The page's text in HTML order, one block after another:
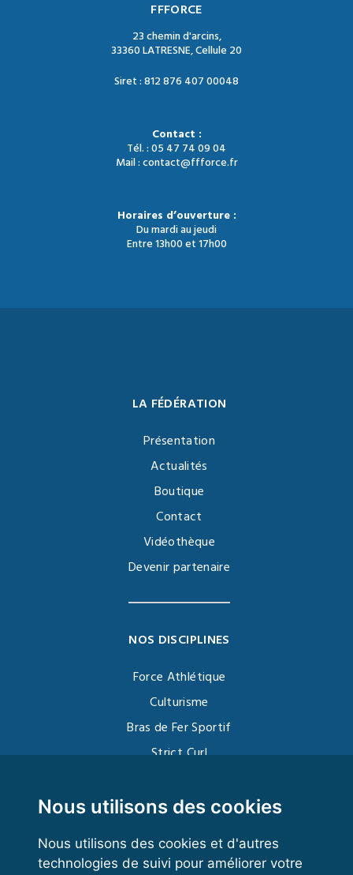
Nous utilisons des cookies
Nous utilisons des cookies et d'autres
technologies de suivi pour améliorer votre
FFFORCE
23 chemin d'arcins,
33360 LATRESNE, Cellule 20
Siret : 812 876 407 00048
Contact :
Tél. : 05 47 74 09 04
Mail : contact@ffforce.fr
Horaires d’ouverture :
Du mardi au jeudi
Entre 13h00 et 17h00
LA FÉDÉRATION
Présentation
Actualités
Boutique
Contact
Vidéothèque
Devenir partenaire
NOS DISCIPLINES
Force Athlétique
Culturisme
Bras de Fer Sportif
Strict Curl
Kettlebell